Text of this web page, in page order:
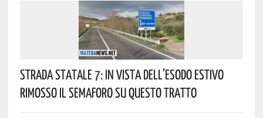
Strada Statale 7: In Vista Dell’esodo Estivo
Rimosso Il Semaforo Su Questo Tratto